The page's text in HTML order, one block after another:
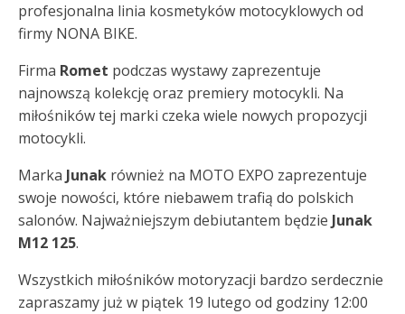
profesjonalna linia kosmetyków motocyklowych od
firmy NONA BIKE.
Firma Romet podczas wystawy zaprezentuje
najnowszą kolekcję oraz premiery motocykli. Na
miłośników tej marki czeka wiele nowych propozycji
motocykli.
Marka Junak również na MOTO EXPO zaprezentuje
swoje nowości, które niebawem trafią do polskich
salonów. Najważniejszym debiutantem będzie Junak
M12 125.
Wszystkich miłośników motoryzacji bardzo serdecznie
zapraszamy już w piątek 19 lutego od godziny 12:00